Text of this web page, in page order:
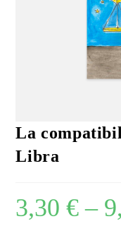
La
Libra
3,30€ –